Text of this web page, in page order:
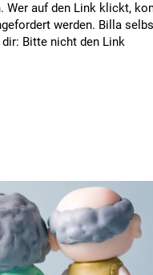
Wer auf den Link klickt,
werden. Billa
Bitte nicht den Link